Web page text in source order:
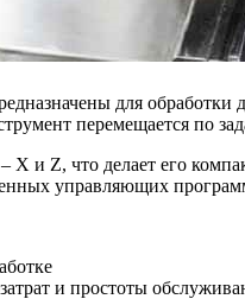
для обработки
перемещается по
и Z, что делает его
управляющих
и простоты